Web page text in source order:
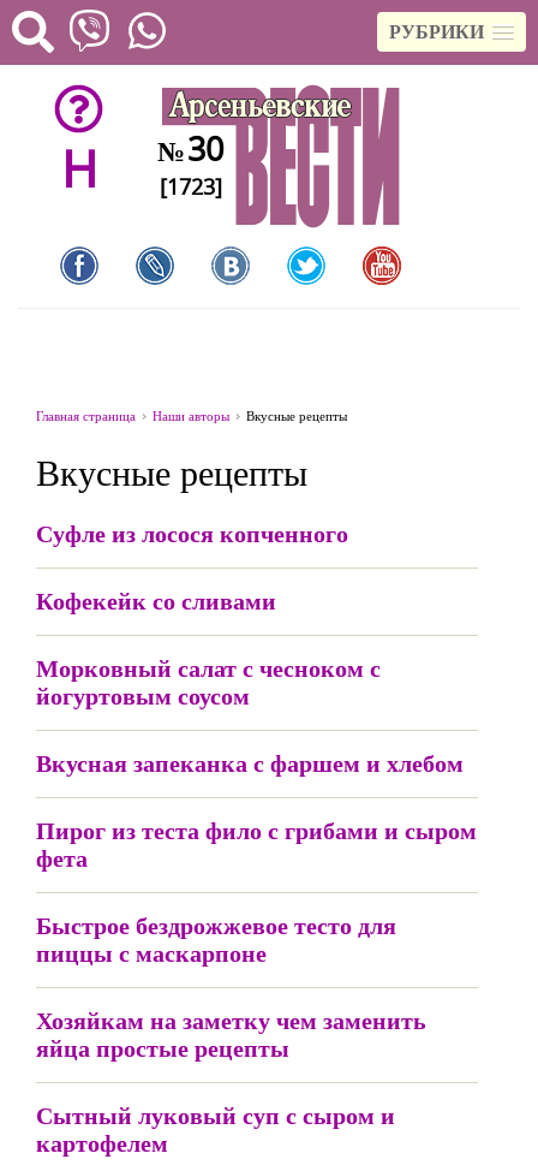
РУБРИКИ
H №30
[1723]
Главная страница Наши авторы Вкусные рецепты
Вкусные рецепты
Суфле из лосося копченного
Кофекейк со сливами
Морковный салат с чесноком с
йогуртовым соусом
Вкусная запеканка с фаршем и хлебом
Пирог из теста фило с грибами и сыром
фета
Быстрое бездрожжевое тесто для
пиццы с маскарпоне
Хозяйкам на заметку чем заменить
яйца простые рецепты
Сытный луковый суп с сыром и
картофелем